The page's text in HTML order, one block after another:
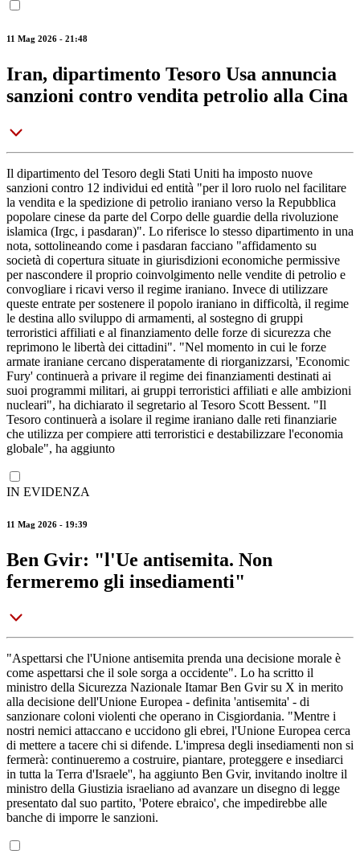
11 Mag 2026 - 21:48
Iran, dipartimento Tesoro Usa annuncia
sanzioni contro vendita petrolio alla Cina
Il dipartimento del Tesoro degli Stati Uniti ha imposto nuove
sanzioni contro 12 individui ed entità "per il loro ruolo nel facilitare
la vendita e la spedizione di petrolio iraniano verso la Repubblica
popolare cinese da parte del Corpo delle guardie della rivoluzione
islamica (Irgc, i pasdaran)". Lo riferisce lo stesso dipartimento in una
nota, sottolineando come i pasdaran facciano "affidamento su
società di copertura situate in giurisdizioni economiche permissive
per nascondere il proprio coinvolgimento nelle vendite di petrolio e
convogliare i ricavi verso il regime iraniano. Invece di utilizzare
queste entrate per sostenere il popolo iraniano in difficoltà, il regime
le destina allo sviluppo di armamenti, al sostegno di gruppi
terroristici affiliati e al finanziamento delle forze di sicurezza che
reprimono le libertà dei cittadini". "Nel momento in cui le forze
armate iraniane cercano disperatamente di riorganizzarsi, 'Economic
Fury' continuerà a privare il regime dei finanziamenti destinati ai
suoi programmi militari, ai gruppi terroristici affiliati e alle ambizioni
nucleari", ha dichiarato il segretario al Tesoro Scott Bessent. "Il
Tesoro continuerà a isolare il regime iraniano dalle reti finanziarie
che utilizza per compiere atti terroristici e destabilizzare l'economia
globale", ha aggiunto
IN EVIDENZA
11 Mag 2026 - 19:39
Ben Gvir: "l'Ue antisemita. Non
fermeremo gli insediamenti"
"Aspettarsi che l'Unione antisemita prenda una decisione morale è
come aspettarsi che il sole sorga a occidente". Lo ha scritto il
ministro della Sicurezza Nazionale Itamar Ben Gvir su X in merito
alla decisione dell'Unione Europea - definita 'antisemita' - di
sanzionare coloni violenti che operano in Cisgiordania. "Mentre i
nostri nemici attaccano e uccidono gli ebrei, l'Unione Europea cerca
di mettere a tacere chi si difende. L'impresa degli insediamenti non si
fermerà: continueremo a costruire, piantare, proteggere e insediarci
in tutta la Terra d'Israele'', ha aggiunto Ben Gvir, invitando inoltre il
ministro della Giustizia israeliano ad avanzare un disegno di legge
presentato dal suo partito, 'Potere ebraico', che impedirebbe alle
banche di imporre le sanzioni.